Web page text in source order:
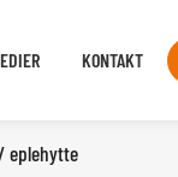
KONTAKT
eplehytte